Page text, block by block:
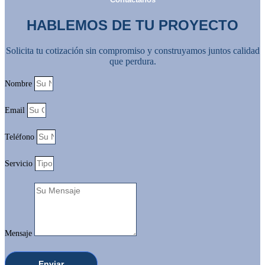
HABLEMOS DE TU PROYECTO
Solicita tu cotización sin compromiso y construyamos juntos calidad
que perdura.
Nombre
Email
Teléfono
Servicio
Mensaje